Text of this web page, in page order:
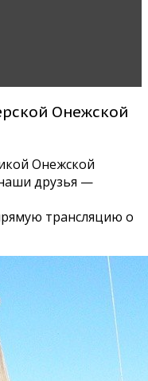
Онежской
Онежской
друзья —
трансляцию о